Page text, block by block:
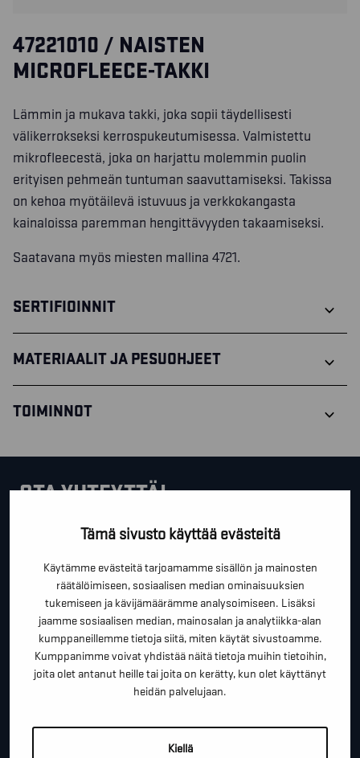
Tämä sivusto käyttää evästeitä
Käytämme evästeitä tarjoamamme sisällön ja mainosten
räätälöimiseen, sosiaalisen median ominaisuuksien
tukemiseen ja kävijämäärämme analysoimiseen. Lisäksi
jaamme sosiaalisen median, mainosalan ja analytiikka-alan
kumppaneillemme tietoja siitä, miten käytät sivustoamme.
Kumppanimme voivat yhdistää näitä tietoja muihin tietoihin,
joita olet antanut heille tai joita on kerätty, kun olet käyttänyt
heidän palvelujaan.
Kiellä
47221010 / NAISTEN
MICROFLEECE-TAKKI
Lämmin ja mukava takki, joka sopii täydellisesti
välikerrokseksi kerrospukeutumisessa. Valmistettu
mikrofleecestä, joka on harjattu molemmin puolin
erityisen pehmeän tuntuman saavuttamiseksi. Takissa
on kehoa myötäilevä istuvuus ja verkkokangasta
kainaloissa paremman hengittävyyden takaamiseksi.
Saatavana myös miesten mallina 4721.
SERTIFIOINNIT
MATERIAALIT JA PESUOHJEET
TOIMINNOT
OTA YHTEYTTÄ!
Tällä lomakkeella voit kysyä lisäinfoa, pyytää ilmaista
terveisiä!
" näyttää pakolliset kentät
ETUNIMI SUKUNIMI *
*